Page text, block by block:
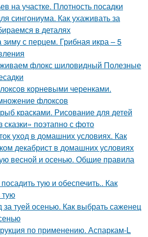
на участке. Плотность посадки
сингониума. Как ухаживать за
в деталях
зиму с перцем. Грибная икра – 5
флокс шиловидный Полезные
корневыми черенками.
флоксов
красками. Рисование для детей
поэтапно с фото
уход в домашних условиях. Как
декабрист в домашних условиях
весной и осенью. Общие правила
тую и обеспечить.. Как
тую
за туей осенью. Как выбрать саженец
по применению. Аспаркам-L